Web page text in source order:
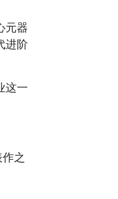
元器
进阶
这一
之